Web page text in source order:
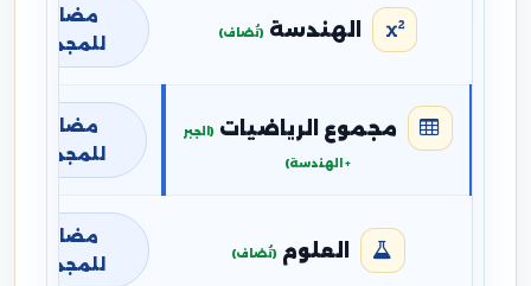
الهندسة (تُضاف)
مضافة
للمجموع
مجموع الرياضيات (الجبر
+ الهندسة)
مضافة
للمجموع
العلوم (تُضاف)
مضافة
للمجموع